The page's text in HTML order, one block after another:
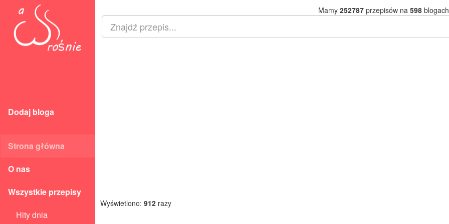
Dodaj bloga
Strona główna
O nas
Wszystkie przepisy
Hity dnia
Mamy 252787przepisów na 598
Wyświetlono: 912 razy